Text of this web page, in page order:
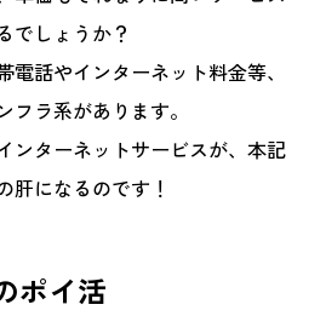
でしょうか？
話やインターネット料金等、
ラ系があります。
ンターネットサービスが、本記
肝になるのです！
ポイ活